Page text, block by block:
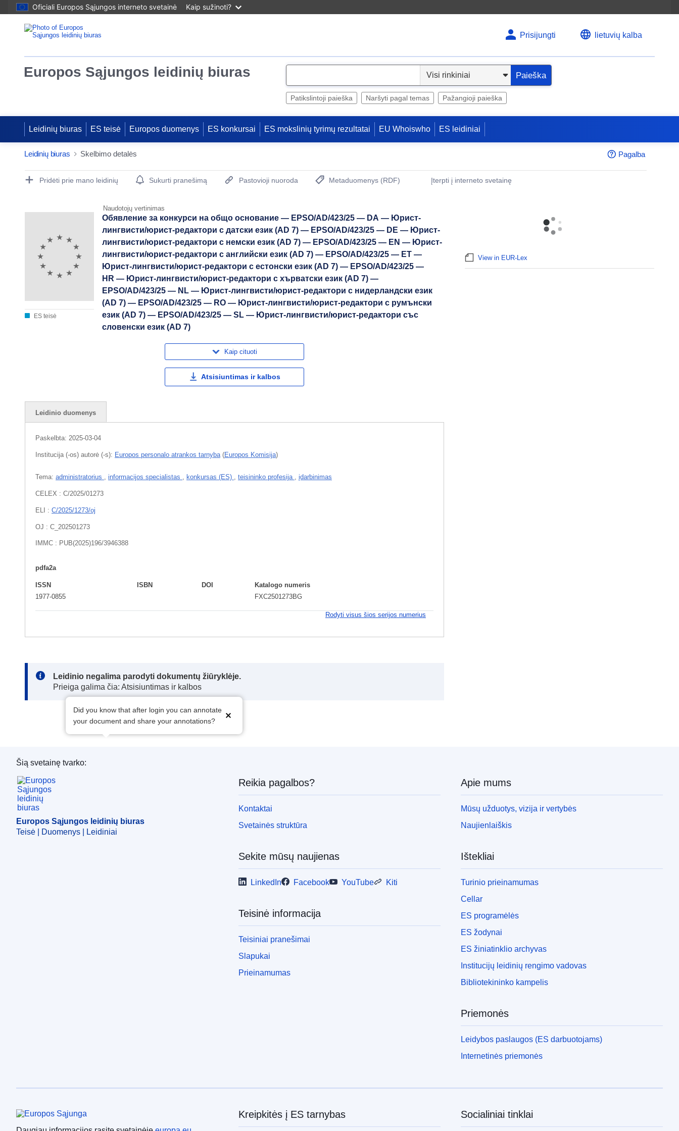
Oficiali Europos Sąjungos interneto svetainė Kaip sužinoti?
Prisijungti lietuvių kalba
Europos Sąjungos leidinių biuras
e
Paieška
Patikslintoji paieška Naršyti pagal temas Pažangioji paieška
Leidinių biuras ES teisė Europos duomenys ES konkursai ES mokslinių tyrimų rezultatai EU Whoiswho ES leidiniai
Leidinių biuras Skelbimo detalės Pagalba
Publication Detail Actions Portlet
Pridėti prie mano leidinių Sukurti pranešimą Pastovioji nuoroda
Metaduomenys (RDF)
Įterpti į interneto svetainę
Naudotojų vertinimas
ES teisė
Обявление за конкурси на общо основание — EPSO/AD/423/25 — DA — Юрист-
лингвисти/юрист-редактори с датски език (AD 7) — EPSO/AD/423/25 — DE — Юрист-
лингвисти/юрист-редактори с немски език (AD 7) — EPSO/AD/423/25 — EN — Юрист-
лингвисти/юрист-редактори с английски език (AD 7) — EPSO/AD/423/25 — ET —
Юрист-лингвисти/юрист-редактори с естонски език (AD 7) — EPSO/AD/423/25 —
HR — Юрист-лингвисти/юрист-редактори с хърватски език (AD 7) —
EPSO/AD/423/25 — NL — Юрист-лингвисти/юрист-редактори с нидерландски език
(AD 7) — EPSO/AD/423/25 — RO — Юрист-лингвисти/юрист-редактори с румънски
език (AD 7) — EPSO/AD/423/25 — SL — Юрист-лингвисти/юрист-редактори със
словенски език (AD 7)
Kaip cituoti
Atsisiuntimas ir kalbos
Leidinio duomenys
Paskelbta: 2025-03-04
Institucija (-os) autorė (-s): Europos personalo atrankos tarnyba (Europos Komisija)
Tema: administratorius informacijos specialistas konkursas (ES) teisininko profesija įdarbinimas
CELEX : C/2025/01273
ELI : C/2025/1273/oj
OJ : C_202501273
IMMC : PUB(2025)196/3946388
pdfa2a
ISSN
1977-0855
ISBN DOI
Katalogo numeris
FXC2501273BG
Rodyti visus šios serijos numerius
Note:
Leidinio negalima parodyti dokumentų žiūryklėje.
Prieiga galima čia: Atsisiuntimas ir kalbos
Did you know that after login you can annotate
your document and share your annotations?
View in EUR-Lex
Europos Sąjungos leidinių biuras
Šią svetainę tvarko:
Europos Sąjungos leidinių biuras
Teisė | Duomenys | Leidiniai
Reikia pagalbos?
Kontaktai
Svetainės struktūra
Sekite mūsų naujienas
LinkedIn Facebook YouTube Kiti
Teisinė informacija
Teisiniai pranešimai
Slapukai
Prieinamumas
Apie mums
Mūsų užduotys, vizija ir vertybės
Naujienlaiškis
Ištekliai
Turinio prieinamumas
Cellar
ES programėlės
ES žodynai
ES žiniatinklio archyvas
Institucijų leidinių rengimo vadovas
Bibliotekininko kampelis
Priemonės
Leidybos paslaugos (ES darbuotojams)
Internetinės priemonės
Europos Sąjunga Kreipkitės į ES tarnybas Socialiniai tinklai